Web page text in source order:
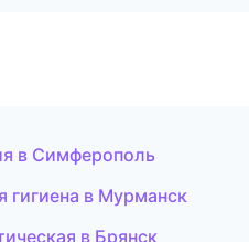
в Симферополь
гигиена в Мурманск
в Брянск